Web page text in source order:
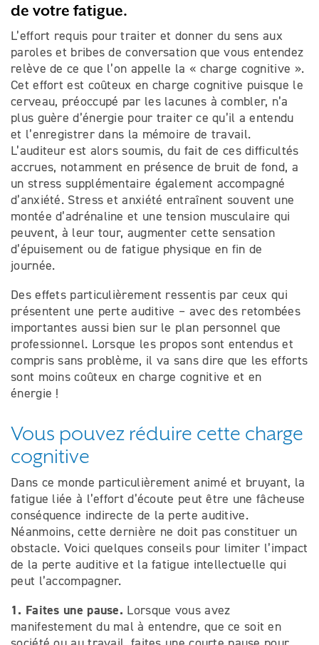
de votre fatigue.
L’effort requis pour traiter et donner du sens aux
paroles et bribes de conversation que vous entendez
relève de ce que l’on appelle la « charge cognitive ».
Cet effort est coûteux en charge cognitive puisque le
cerveau, préoccupé par les lacunes à combler, n’a
plus guère d’énergie pour traiter ce qu’il a entendu
et l’enregistrer dans la mémoire de travail.
L’auditeur est alors soumis, du fait de ces difficultés
accrues, notamment en présence de bruit de fond, a
un stress supplémentaire également accompagné
d’anxiété. Stress et anxiété entraînent souvent une
montée d’adrénaline et une tension musculaire qui
peuvent, à leur tour, augmenter cette sensation
d’épuisement ou de fatigue physique en fin de
journée.
Des effets particulièrement ressentis par ceux qui
présentent une perte auditive – avec des retombées
importantes aussi bien sur le plan personnel que
professionnel. Lorsque les propos sont entendus et
compris sans problème, il va sans dire que les efforts
sont moins coûteux en charge cognitive et en
énergie !
Vous pouvez réduire cette charge
cognitive
Dans ce monde particulièrement animé et bruyant, la
fatigue liée à l’effort d’écoute peut être une fâcheuse
conséquence indirecte de la perte auditive.
Néanmoins, cette dernière ne doit pas constituer un
obstacle. Voici quelques conseils pour limiter l’impact
de la perte auditive et la fatigue intellectuelle qui
peut l’accompagner.
1. Faites une pause. Lorsque vous avez
manifestement du mal à entendre, que ce soit en